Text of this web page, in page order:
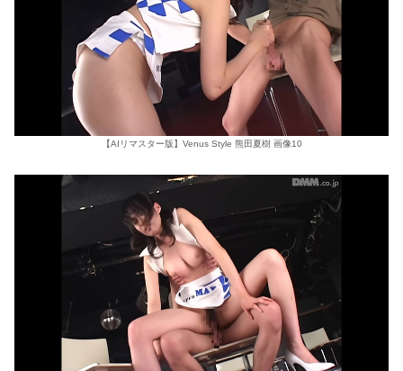
【AIリマスター版】Venus Style 熊田夏樹 画像10